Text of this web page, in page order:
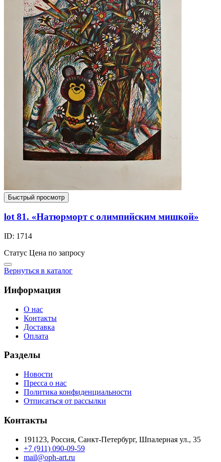
Быстрый просмотр
lot 81. «Натюрморт с олимпийским мишкой»
ID: 1714
Статус Цена по запросу
Вернуться в каталог
Информация
О нас
Контакты
Доставка
Оплата
Разделы
Новости
Пресса о нас
Политика конфиденциальности
Отписаться от рассылки
Контакты
191123, Россия, Санкт-Петербург, Шпалерная ул., 35
+7 (911) 090-09-59
mail@oph-art.ru